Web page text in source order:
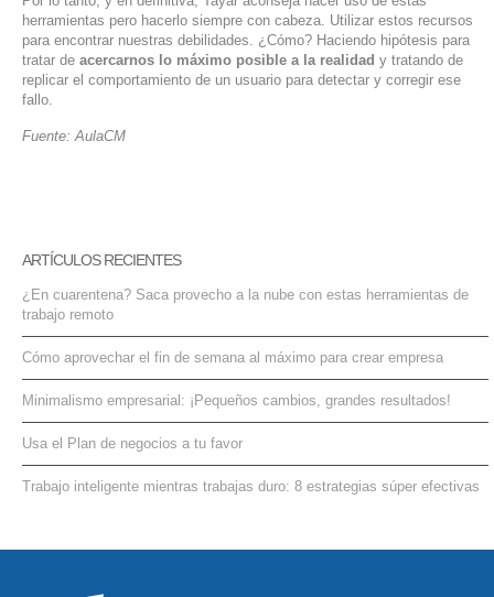
herramientas pero hacerlo siempre con cabeza. Utilizar estos recursos
para encontrar nuestras debilidades. ¿Cómo? Haciendo hipótesis para
tratar de acercarnos lo máximo posible a la realidad y tratando de
replicar el comportamiento de un usuario para detectar y corregir ese
fallo.
Fuente: AulaCM
ARTÍCULOS RECIENTES
¿En cuarentena? Saca provecho a la nube con estas herramientas de
trabajo remoto
Cómo aprovechar el fin de semana al máximo para crear empresa
Minimalismo empresarial: ¡Pequeños cambios, grandes resultados!
Usa el Plan de negocios a tu favor
Trabajo inteligente mientras trabajas duro: 8 estrategias súper efectivas